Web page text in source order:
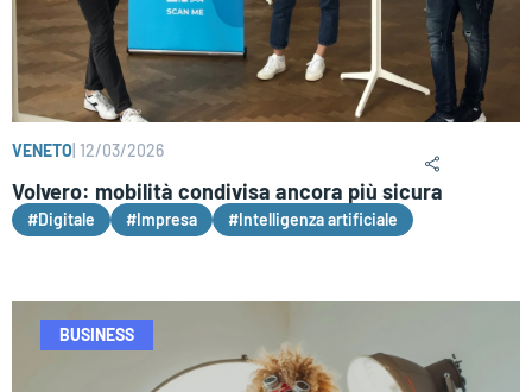
VENETO 12/03/2026
Volvero: mobilità condivisa ancora più sicura
#Digitale #Impresa #Intelligenza artificiale
BUSINESS